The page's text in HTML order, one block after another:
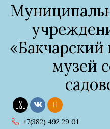
«Бакчарский
музей
+7(382) 492 29 01